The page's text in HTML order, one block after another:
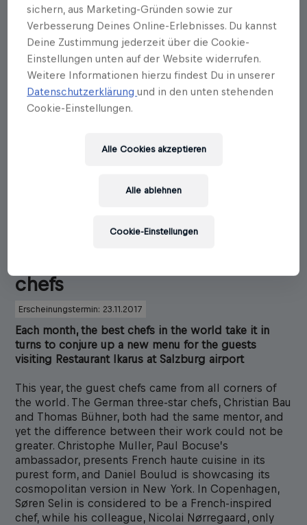
Ikarus-Team
chefs
Erscheinungstermin: 23.11.2017
Each month, the best chefs in the world take it in
turns to conjure up a new menu for the guests
visiting Restaurant Ikarus at Salzburg airport
This year, the guest chefs came from all corners of
the world. The German three-star chefs, Christian Bau
and Thomas Bühner, both had the same mentor, and
yet the difference between their work could not be
greater. Christophe Muller, Paul Bocuse’s
ambassador, presents French haute cuisine in its
purest form, and Daniel Boulud is showcasing its
cosmopolitan version in New York. In Copenhagen,
Søren Selin is considered to be a French-inspired
chef, while his colleague, Nicolai Nørregaard, only
sichern, aus Marketing-Gründen sowie zur
Verbesserung Deines Online-Erlebnisses. Du kannst
Deine Zustimmung jederzeit über die Cookie-
Einstellungen unten auf der Website widerrufen.
Weitere Informationen hierzu findest Du in unserer
Datenschutzerklärungund in den unten stehenden
Cookie-Einstellungen.
Alle ablehnen
Alle Cookies akzeptieren
Cookie-Einstellungen